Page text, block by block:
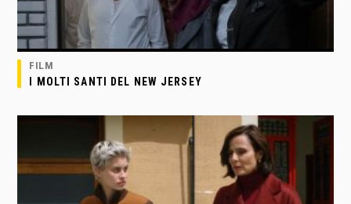
FILM
I MOLTI SANTI DEL NEW JERSEY